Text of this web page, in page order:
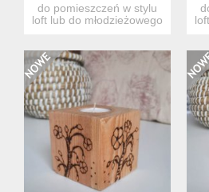
do pomieszczeń w stylu
loft lub do młodzieżowego